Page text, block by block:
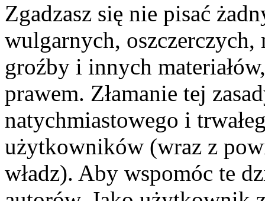
Zgadzasz się nie pisać
wulgarnych,
groźby i innych
prawem. Złamanie tej
natychmiastowego i
użytkowników (wraz z
władz). Aby wspomóc te